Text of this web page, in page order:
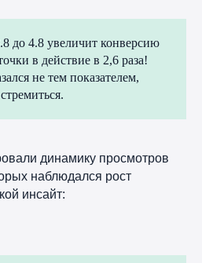
до 4.8 увеличит конверсию
в действие в 2,6 раза!
не тем показателем,
динамику просмотров
наблюдался рост
инсайт: